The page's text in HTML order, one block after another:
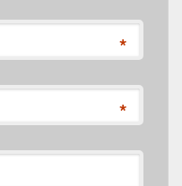
*
*